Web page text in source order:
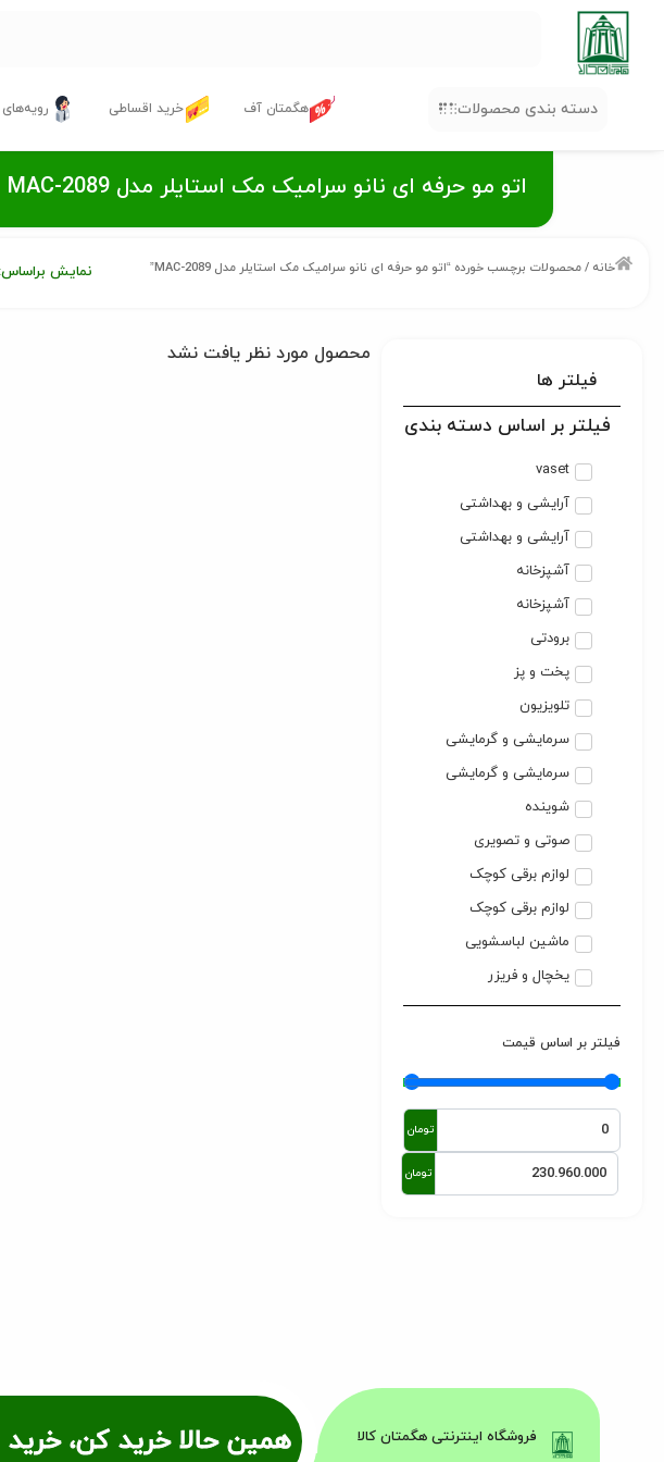
دسته بندی محصولات هگمتان آف خرید اقساطی رویه‌های
اتو مو حرفه ای نانو سرامیک مک استایلر مدل MAC-2089
خانه / محصولات برچسب خورده “اتو مو حرفه ای نانو سرامیک مک استایلر مدل MAC-2089” نمایش براساس:
فیلتر ها
فیلتر بر اساس دسته بندی
vaset
آرایشی و بهداشتی
آرایشی و بهداشتی
آشپزخانه
آشپزخانه
برودتی
پخت و پز
تلویزیون
سرمایشی و گرمایشی
سرمایشی و گرمایشی
شوینده
صوتی و تصویری
لوازم برقی کوچک
لوازم برقی کوچک
ماشین لباسشویی
یخچال و فریزر
فیلتر بر اساس قیمت
تومان
تومان
محصول مورد نظر یافت نشد
همین حالا خرید کن، خرید فروشگاه اینترنتی هگمتان کالا